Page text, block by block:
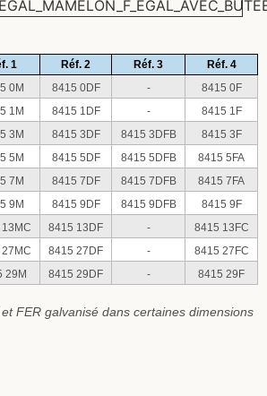
1 Réf. 2 Réf. 3
Réf. 4
0M 8415 0DF -
8415 0F
1M 8415 1DF -
8415 1F
3M 8415 3DF 8415 3DFB
8415 3F
5M 8415 5DF 8415 5DFB
8415 5FA
7M 8415 7DF 8415 7DFB
8415 7FA
9M 8415 9DF 8415 9DFB
8415 9F
8415 13DF -
8415 13FC
8415 27DF -
8415 27FC
29M 8415 29DF - 8415 29F
FER galvanisé dans certaines dimensions